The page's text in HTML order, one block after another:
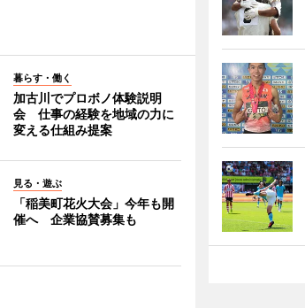
暮らす・働く
加古川でプロボノ体験説明
会 仕事の経験を地域の力に
変える仕組み提案
見る・遊ぶ
「稲美町花火大会」今年も開
催へ 企業協賛募集も